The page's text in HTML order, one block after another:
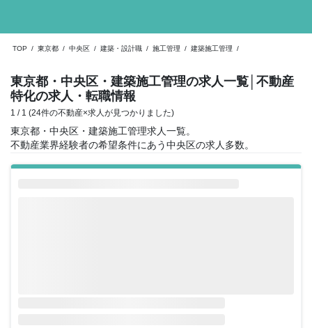
TOP / 東京都 / 中央区 / 建築・設計職 / 施工管理 / 建築施工管理 /
東京都・中央区・建築施工管理の求人一覧 │不動産
特化の求人・転職情報
1 / 1 (24件の不動産×求人が見つかりました)
東京都・中央区・建築施工管理求人一覧。
不動産業界経験者の希望条件にあう中央区の求人多数。